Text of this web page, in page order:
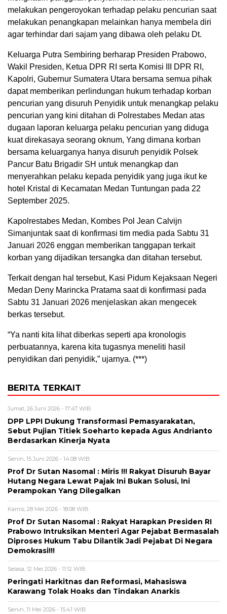
melakukan pengeroyokan terhadap pelaku pencurian saat
melakukan penangkapan melainkan hanya membela diri
agar terhindar dari sajam yang dibawa oleh pelaku Dt.
Keluarga Putra Sembiring berharap Presiden Prabowo,
Wakil Presiden, Ketua DPR RI serta Komisi III DPR RI,
Kapolri, Gubernur Sumatera Utara bersama semua pihak
dapat memberikan perlindungan hukum terhadap korban
pencurian yang disuruh Penyidik untuk menangkap pelaku
pencurian yang kini ditahan di Polrestabes Medan atas
dugaan laporan keluarga pelaku pencurian yang diduga
kuat direkasaya seorang oknum, Yang dimana korban
bersama keluarganya hanya disuruh penyidik Polsek
Pancur Batu Brigadir SH untuk menangkap dan
menyerahkan pelaku kepada penyidik yang juga ikut ke
hotel Kristal di Kecamatan Medan Tuntungan pada 22
September 2025.
Kapolrestabes Medan, Kombes Pol Jean Calvijn
Simanjuntak saat di konfirmasi tim media pada Sabtu 31
Januari 2026 enggan memberikan tanggapan terkait
korban yang dijadikan tersangka dan ditahan tersebut.
Terkait dengan hal tersebut, Kasi Pidum Kejaksaan Negeri
Medan Deny Marincka Pratama saat di konfirmasi pada
Sabtu 31 Januari 2026 menjelaskan akan mengecek
berkas tersebut.
“Ya nanti kita lihat diberkas seperti apa kronologis
perbuatannya, karena kita tugasnya meneliti hasil
penyidikan dari penyidik,” ujarnya. (***)
BERITA TERKAIT
Jumat, 26 Juni 2026 - 17:47 WIB
DPP LPPI Dukung Transformasi Pemasyarakatan,
Sebut Pujian Titiek Soeharto kepada Agus Andrianto
Berdasarkan Kinerja Nyata
Senin, 15 Juni 2026 - 14:08 WIB
Prof Dr Sutan Nasomal : Miris !!! Rakyat Disuruh Bayar
Hutang Negara Lewat Pajak Ini Bukan Solusi, Ini
Perampokan Yang Dilegalkan
Kamis, 28 Mei 2026 - 18:08 WIB
Prof Dr Sutan Nasomal : Rakyat Harapkan Presiden RI
Prabowo Intruksikan Menteri Agar Pejabat Bermasalah
Diproses Hukum Tabu Dilantik Jadi Pejabat Di Negara
Demokrasi!!!
Selasa, 12 Mei 2026 - 11:12 WIB
Peringati Harkitnas dan Reformasi, Mahasiswa
Karawang Tolak Hoaks dan Tindakan Anarkis
Senin, 11 Mei 2026 - 15:41 WIB